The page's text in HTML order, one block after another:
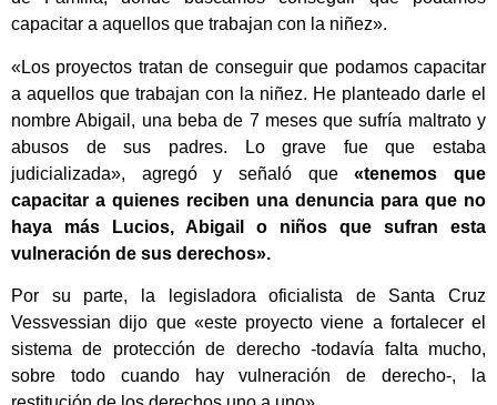
capacitar a aquellos que trabajan con la niñez».
«Los proyectos tratan de conseguir que podamos capacitar
a aquellos que trabajan con la niñez. He planteado darle el
nombre Abigail, una beba de 7 meses que sufría maltrato y
abusos de sus padres. Lo grave fue que estaba
judicializada», agregó y señaló que«tenemos que
capacitar a quienes reciben una denuncia para que no
haya más Lucios, Abigail o niños que sufran esta
vulneración de sus derechos».
Por su parte, la legisladora oficialista de Santa Cruz
Vessvessian dijo que «este proyecto viene a fortalecer el
sistema de protección de derecho -todavía falta mucho,
sobre todo cuando hay vulneración de derecho-, la